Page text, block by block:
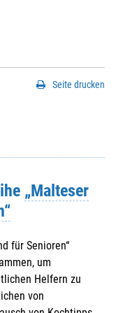
Seite drucken
„Malteser
für Senioren“
um
Helfern zu
von